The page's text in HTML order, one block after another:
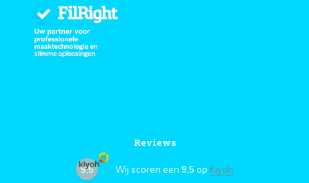
Reviews
9,5 Wij scoren een 9,5 op Kiyoh